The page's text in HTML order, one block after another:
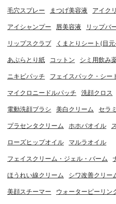
毛穴スプレー まつげ美容液 アイク
アイシャンプー 唇美容液 リップバ
リップスクラブ くまとりシート(目
あぶらとり紙 コットン シミ用飲み
ニキビパッチ フェイスパック・シー
マイクロニードルパッチ 洗顔クロス
電動洗顔ブラシ 美白クリーム セラ
プラセンタクリーム ホホバオイル
ローズヒップオイル マルラオイル
フェイスクリーム・ジェル・バーム
ほうれい線クリーム シワ改善クリー
美顔スチーマー ウォーターピーリン